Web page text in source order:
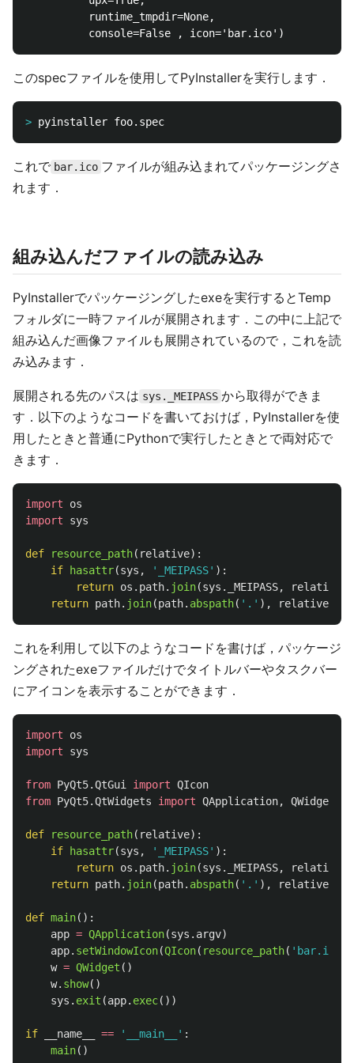
          runtime_tmpdir=None,
このspecファイルを使用してPyInstallerを実行します．
>
これで bar.ico ファイルが組み込まれてパッケージングさ
れます．
組み込んだファイルの読み込み
PyInstallerでパッケージングしたexeを実行するとTemp
フォルダに一時ファイルが展開されます．この中に上記で
組み込んだ画像ファイルも展開されているので，これを読
み込みます．
展開される先のパスは sys._MEIPASS から取得ができま
す．以下のようなコードを書いておけば，PyInstallerを使
用したときと普通にPythonで実行したときとで両対応で
きます．
import
os
import
sys
def resource_path( relative):
if hasattr(sys , ' _MEIPASS' ):
return os . path. join(sys . _MEIPASS, relative
return path. join(path. abspath( ' . ' ), relative
これを利用して以下のようなコードを書けば，パッケージ
ングされたexeファイルだけでタイトルバーやタスクバー
にアイコンを表示することができます．
import
os
import
sys
from PyQt5.QtGui import QIcon
from PyQt5.QtWidgets import QApplication, QWidget
def resource_path( relative):
if hasattr(sys , ' _MEIPASS' ):
return os . path. join(sys . _MEIPASS, relative
return path. join(path. abspath( ' . ' ), relative
def main():
app = QApplication(sys . argv)
app. setWindowIcon(QIcon( resource_path( ' bar.ico
w = QWidget ()
w. show()
sys . exit (app. exec())
if __name__ == ' __main__ ' :
main()